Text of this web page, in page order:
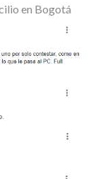
en Bogotá